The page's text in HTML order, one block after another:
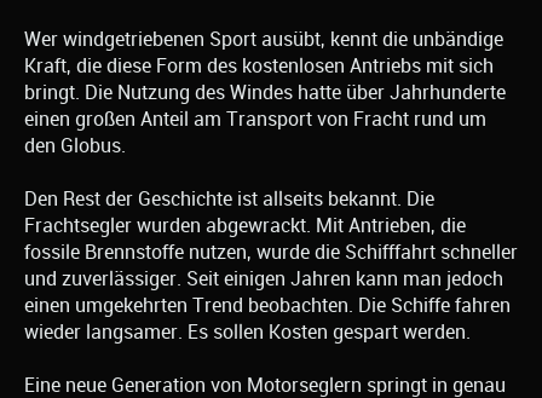
Wer windgetriebenen Sport ausübt, kennt die unbändige
Kraft, die diese Form des kostenlosen Antriebs mit sich
bringt. Die Nutzung des Windes hatte über Jahrhunderte
einen großen Anteil am Transport von Fracht rund um
den Globus.
Den Rest der Geschichte ist allseits bekannt. Die
Frachtsegler wurden abgewrackt. Mit Antrieben, die
fossile Brennstoffe nutzen, wurde die Schifffahrt schneller
und zuverlässiger. Seit einigen Jahren kann man jedoch
einen umgekehrten Trend beobachten. Die Schiffe fahren
wieder langsamer. Es sollen Kosten gespart werden.
Eine neue Generation von Motorseglern springt in genau